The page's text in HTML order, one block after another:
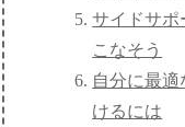
サイドサポ
こなそう
自分に最
けるには